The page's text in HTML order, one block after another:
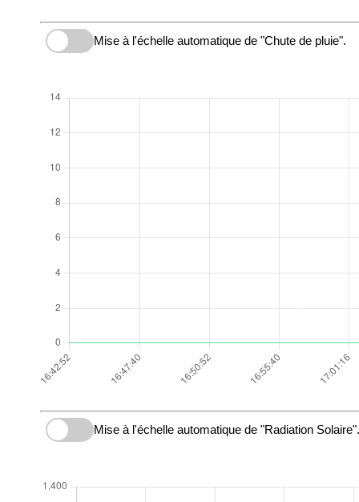
Mise à l'échelle automatique de "Chute de pluie".
Mise à l'échelle automatique de "Radiation Solaire".